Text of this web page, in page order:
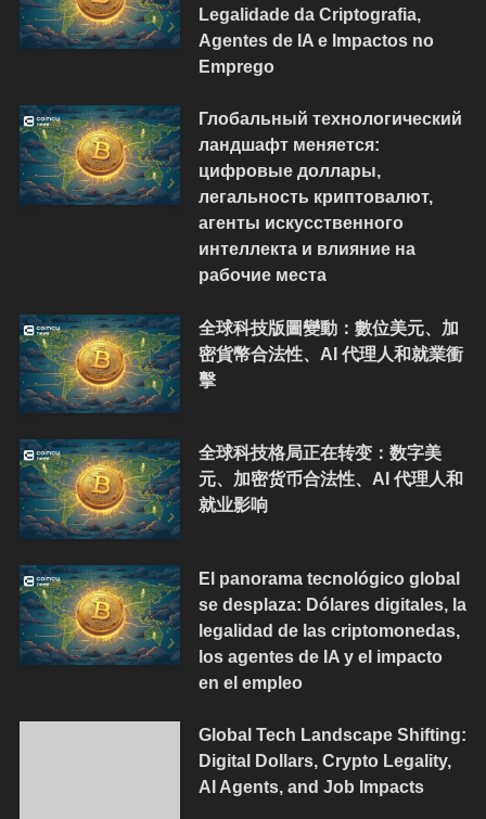
Legalidade da Criptografia,
Agentes de IA e Impactos no
Emprego
Глобальный технологический
ландшафт меняется:
цифровые доллары,
легальность криптовалют,
агенты искусственного
интеллекта и влияние на
рабочие места
全球科技版圖變動：數位美元、加
密貨幣合法性、AI 代理人和就業衝
擊
全球科技格局正在转变：数字美
元、加密货币合法性、AI 代理人和
就业影响
El panorama tecnológico global
se desplaza: Dólares digitales, la
legalidad de las criptomonedas,
los agentes de IA y el impacto
en el empleo
Global Tech Landscape Shifting:
Digital Dollars, Crypto Legality,
AI Agents, and Job Impacts